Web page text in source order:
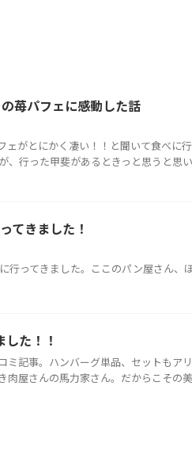
苺パフェに感動した話
がとにかく凄い！！と聞いて食べに
行った甲斐があるときっと思うと思
てきました！
ってきました。ここのパン屋さん、
た！！
記事。ハンバーグ単品、セットもア
屋さんの馬力家さん。だからこその